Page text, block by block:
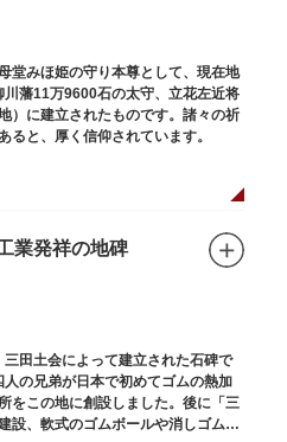
堂みほ姫の守り本尊として、現在地
川藩11万9600石の太守、立花左近将
）に建立されたものです。諸々の祈
ると、厚く信仰されています。
業発祥の地碑
田土会によって建立された石碑で
の兄弟が日本で初めてゴムの熱加
をこの地に創設しました。後に「三
設、軟式のゴムボールや消しゴムな